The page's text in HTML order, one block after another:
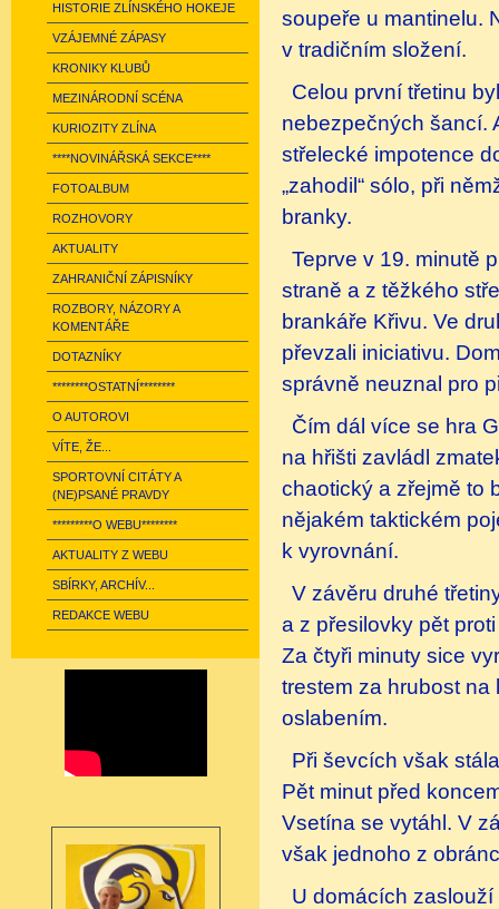
HISTORIE ZLÍNSKÉHO HOKEJE
VZÁJEMNÉ ZÁPASY
KRONIKY KLUBŮ
MEZINÁRODNÍ SCÉNA
KURIOZITY ZLÍNA
****NOVINÁŘSKÁ SEKCE****
FOTOALBUM
ROZHOVORY
AKTUALITY
ZAHRANIČNÍ ZÁPISNÍKY
ROZBORY, NÁZORY A
KOMENTÁŘE
DOTAZNÍKY
********OSTATNÍ********
O AUTOROVI
VÍTE, ŽE...
SPORTOVNÍ CITÁTY A
(NE)PSANÉ PRAVDY
*********O WEBU********
AKTUALITY Z WEBU
SBÍRKY, ARCHÍV...
REDAKCE WEBU
soupeře u mantinelu.
v tradičním složení.
Celou první třetinu
nebezpečných šancí.
střelecké impotence
„zahodil“ sólo, při
branky.
Teprve v 19. minutě
straně a z těžkého
brankáře Křivu. Ve
převzali iniciativu.
správně neuznal pro
Čím dál více se hra
na hřišti zavládl
chaotický a zřejmě to
nějakém taktickém
k vyrovnání.
V závěru druhé
a z přesilovky pět
Za čtyři minuty sice
trestem za hrubost
oslabením.
Při ševcích však
Pět minut před
Vsetína se vytáhl. V
však jednoho z
U domácích